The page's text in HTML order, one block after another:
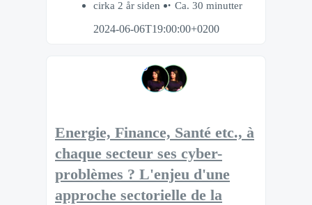
cirka 2 år siden
Ca. 30 minutter
2024-06-06T19:00:00+0200
Energie, Finance, Santé etc., à
chaque secteur ses cyber-
problèmes ? L'enjeu d'une
approche sectorielle de la